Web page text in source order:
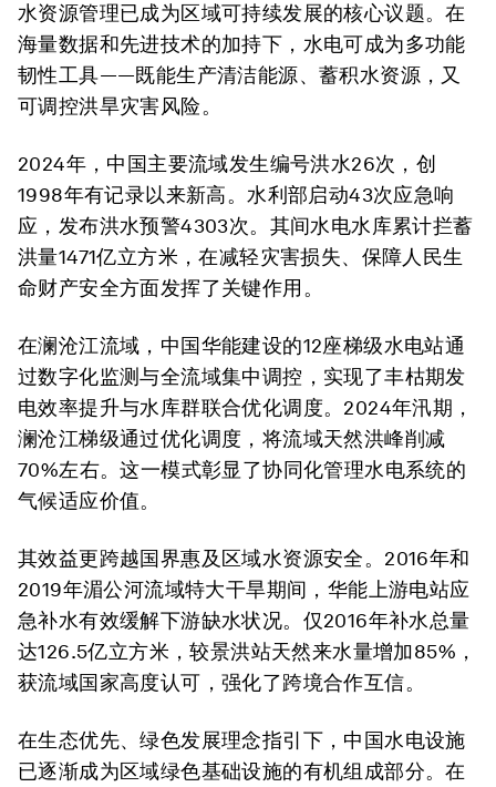
水资源管理已成为区域可持续发展的核心议题。在
海量数据和先进技术的加持下，水电可成为多功能
韧性工具——既能生产清洁能源、蓄积水资源，又
可调控洪旱灾害风险。
2024年，中国主要流域发生编号洪水26次，创
1998年有记录以来新高。水利部启动43次应急响
应，发布洪水预警4303次。其间水电水库累计拦蓄
洪量1471亿立方米，在减轻灾害损失、保障人民生
命财产安全方面发挥了关键作用。
在澜沧江流域，中国华能建设的12座梯级水电站通
过数字化监测与全流域集中调控，实现了丰枯期发
电效率提升与水库群联合优化调度。2024年汛期，
澜沧江梯级通过优化调度，将流域天然洪峰削减
70%左右。这一模式彰显了协同化管理水电系统的
气候适应价值。
其效益更跨越国界惠及区域水资源安全。2016年和
2019年湄公河流域特大干旱期间，华能上游电站应
急补水有效缓解下游缺水状况。仅2016年补水总量
达126.5亿立方米，较景洪站天然来水量增加85%，
获流域国家高度认可，强化了跨境合作互信。
在生态优先、绿色发展理念指引下，中国水电设施
已逐渐成为区域绿色基础设施的有机组成部分。在